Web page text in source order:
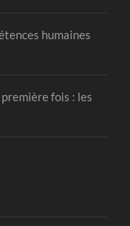
humaines
fois : les